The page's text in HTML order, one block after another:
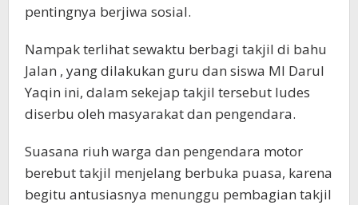
pentingnya berjiwa sosial.
Nampak terlihat sewaktu berbagi takjil di bahu
Jalan , yang dilakukan guru dan siswa MI Darul
Yaqin ini, dalam sekejap takjil tersebut ludes
diserbu oleh masyarakat dan pengendara.
Suasana riuh warga dan pengendara motor
berebut takjil menjelang berbuka puasa, karena
begitu antusiasnya menunggu pembagian takjil